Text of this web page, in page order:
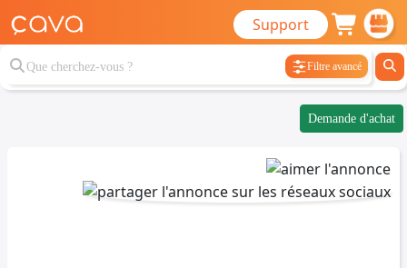
Support
Filtre avancé
Demande d'achat